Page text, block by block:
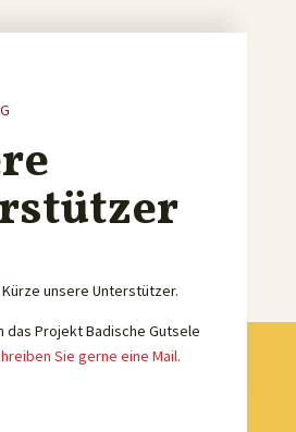
unsere Unterstützer.
das Projekt Badische Gutsele
Sie gerne eine Mail.